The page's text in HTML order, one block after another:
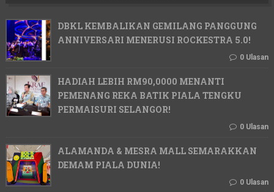
DBKL KEMBALIKAN GEMILANG PANGGUNG
ANNIVERSARI MENERUSI ROCKESTRA 5.0!
0 Ulasan
HADIAH LEBIH RM90,0000 MENANTI
PEMENANG REKA BATIK PIALA TENGKU
PERMAISURI SELANGOR!
0 Ulasan
ALAMANDA & MESRA MALL SEMARAKKAN
DEMAM PIALA DUNIA!
0 Ulasan